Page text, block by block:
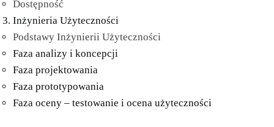
Dostępność
Inżynieria Użyteczności
Podstawy Inżynierii Użyteczności
Faza analizy i koncepcji
Faza projektowania
Faza prototypowania
Faza oceny – testowanie i ocena użyteczności